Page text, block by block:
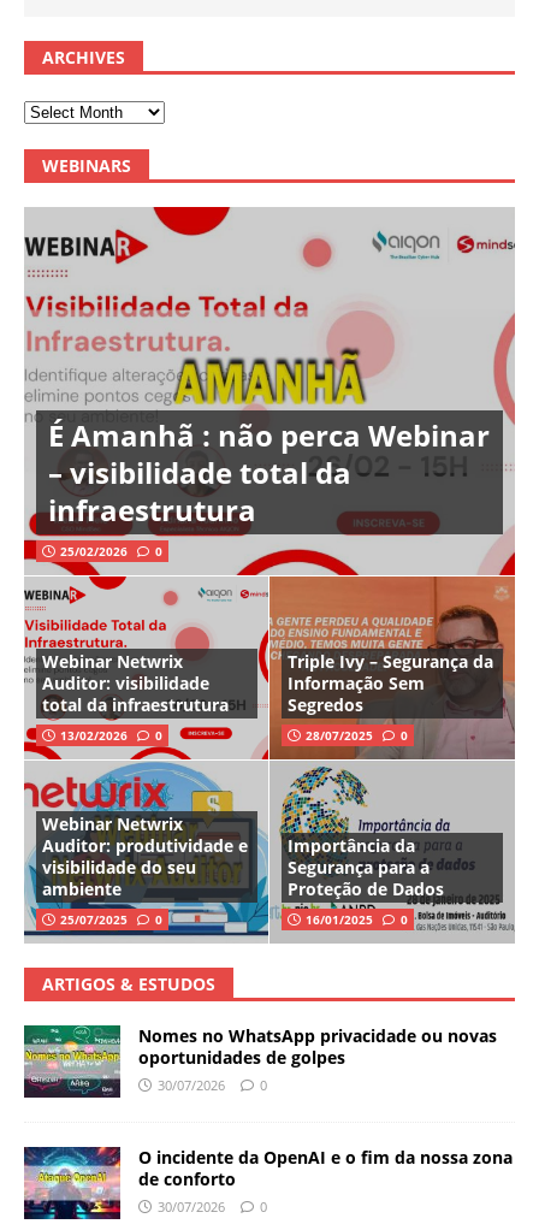
ARCHIVES
WEBINARS
É Amanhã : não perca Webinar
– visibilidade total da
infraestrutura
25/02/2026 0
Webinar Netwrix
Auditor: visibilidade
total da infraestrutura
13/02/2026 0
Triple Ivy – Segurança da
Informação Sem
Segredos
28/07/2025 0
Webinar Netwrix
Auditor: produtividade e
visibilidade do seu
ambiente
25/07/2025 0
Importância da
Segurança para a
Proteção de Dados
16/01/2025 0
ARTIGOS & ESTUDOS
Nomes no WhatsApp privacidade ou novas
oportunidades de golpes
30/07/2026 0
O incidente da OpenAI e o fim da nossa zona
de conforto
30/07/2026 0